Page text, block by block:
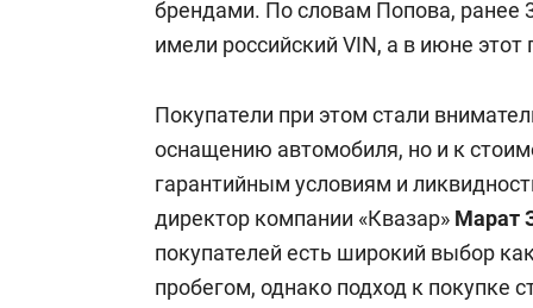
брендами. По словам Попова, ранее
имели российский VIN, а в июне этот
Покупатели при этом стали
оснащению автомобиля, но и к
гарантийным условиям и
директор компании «Квазар» Марат
покупателей есть широкий выбор
пробегом, однако подход к покупке